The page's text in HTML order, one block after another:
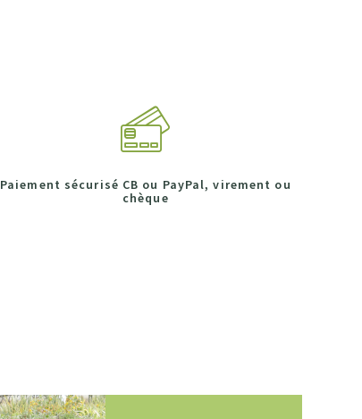
Paiement sécurisé CB ou PayPal, virement ou
chèque